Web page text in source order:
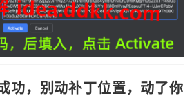
功，别动补丁位置，动了你